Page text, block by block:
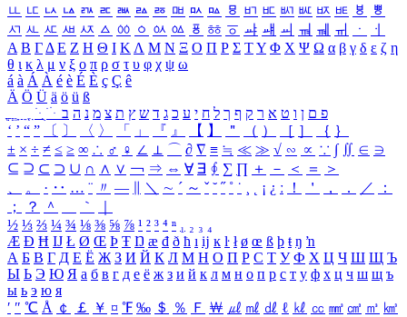
ㅥ ㅦ ㅧ ㅨ ㅩ ㅪ ㅫ ㅬ ㅭ ㅮ ㅯ ㅰ ㅱ ㅲ ㅳ ㅴ ㅵ ㅶ ㅷ ㅸ
ㅹ
ㅺ ㅻ ㅼ ㅽ ㅾ ㅿ ㆀ ㆁ ㆂ ㆃ ㆄ ㆅ ㆆ ㆇ ㆈ ㆉ ㆊ ㆋ ㆌ ㆍ
ㆎ
Α Β ΓΔ Ε Ζ Η Θ Ι ΚΛ Μ Ν Ξ Ο Π Ρ Σ ΤΥ Φ Χ Ψ Ω α β γ δ ε ζ η
θ ι κ λ μ ν ξ ο π ρ σ τ υ φ χ ψ ω
á à Á À é è É È ç Ç ê
Ä Ö Ü ä ö ü ß
ִֶֹ ֻּ ׁׂ פ ם ן ו ט א ר ק ף ך ל ח י ע כ ג ד ש ץ ת צ מ נ ה ב
‘ ’ “ ” 〔 〕 〈 〉 「 」 『 』 【 】 ＂ （ ） ［ ］ ｛ ｝
± × ÷ ≠ ≤ ≥ ∞ ∴ ♂ ♀ ∠ ⊥ ⌒ ∂ ∇ ≡ ≒ ≪ ≫ √ ∽ ∝ ∵ ∫ ∬ ∈ ∋
⊆ ⊇ ⊂ ⊃ ∪ ∩ ∧ ∨ ￢ ⇒ ⇔ ∀ ∃ ∮ ∑ ∏ ＋ － ＜ ＝
＞
、
。 · ‥ … ¨ 〃 ― ＼ ∼ ´ ～ ˇ ˘ ˝ ˚ ˙ ¸ ¡ ¿ ː ！ ＇ ， ． ／
：
；
？ ＾ ｀
½ ⅓ ⅔ ¼ ¾ ⅛ ⅜ ⅝ ⅞ ¹ ² ³ ⁴ ⁿ ₁ ₂ ₃ ₄
Æ Ð Ħ Ĳ Ł Ø Œ Þ Ŧ Ŋ æ đ ð ħ ı ĳ ĸ ŀ ł ø œ ß þ ŧ ŋ ŉ
А Б В Г Д Е Ё Ж З И Й К Л М Н О П Р С Т У Ф Х Ц Ч Ш Щ Ъ
Ы Ь Э Ю Я а б в г д е ё ж з и й к л м н о п р с т у ф х ц ч ш щ ъ
ы ь э ю я
′ ″ ℃ Å ￠ ￡ ￥ ¤ ℉ ‰ ＄ ％ Ｆ ￦ ㎕ ㎖ ㎗ ℓ ㎘ ㏄ ㎣ ㎤ ㎥ ㎦